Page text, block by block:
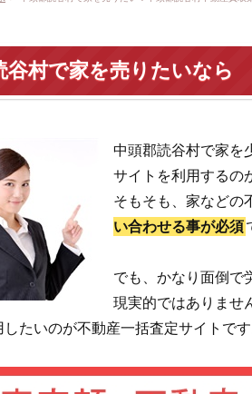
谷村で家を売りたいなら
中頭郡読谷村で家を
サイトを利用するの
そもそも、家などの
い合わせる事が必須
でも、かなり面倒で
現実的ではありませ
たいのが不動産一括査定サイトです